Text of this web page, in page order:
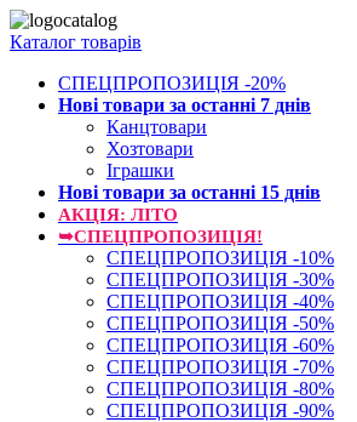
Каталог товарів
СПЕЦПРОПОЗИЦІЯ -20%
Нові товари за останнi 7 днiв
Канцтовари
Хозтовари
Іграшки
Нові товари за останнi 15 днiв
АКЦІЯ: ЛІТО
➥СПЕЦПРОПОЗИЦІЯ!
СПЕЦПРОПОЗИЦІЯ -10%
СПЕЦПРОПОЗИЦІЯ -30%
СПЕЦПРОПОЗИЦІЯ -40%
СПЕЦПРОПОЗИЦІЯ -50%
СПЕЦПРОПОЗИЦІЯ -60%
СПЕЦПРОПОЗИЦІЯ -70%
СПЕЦПРОПОЗИЦІЯ -80%
СПЕЦПРОПОЗИЦІЯ -90%